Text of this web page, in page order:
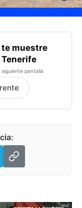
te muestre
pantalla